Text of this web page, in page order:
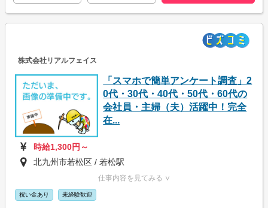
株式会社リアルフェイス
「スマホで簡単アンケート調査」2
0代・30代・40代・50代・60代の
会社員・主婦（夫）活躍中！完全
在...
時給1,300円～
北九州市若松区 / 若松駅
仕事内容を見てみる ∨
祝い金あり 未経験歓迎